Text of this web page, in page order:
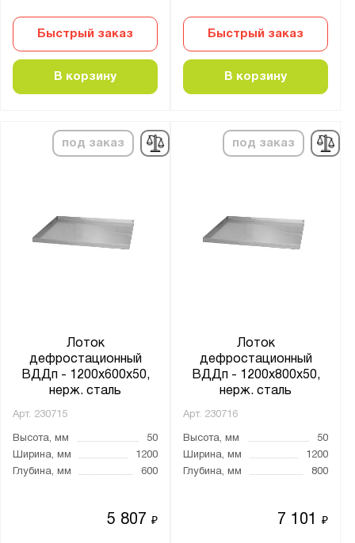
Быстрый заказ
В корзину
Быстрый заказ
В корзину
под заказ
Лоток
дефростационный
ВДДп - 1200x600x50,
нерж. сталь
Арт. 230715
Высота, мм
50
Ширина, мм
1200
Глубина, мм
600
5 807₽
под заказ
Лоток
дефростационный
ВДДп - 1200x800x50,
нерж. сталь
Арт. 230716
Высота, мм
50
Ширина, мм
1200
Глубина, мм
800
7 101₽